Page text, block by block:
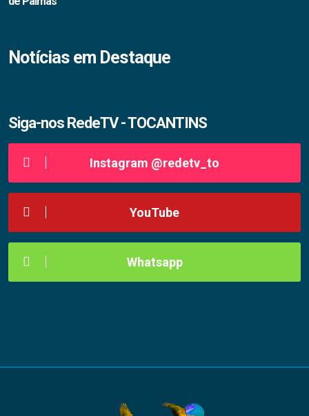
Notícias em Destaque
Siga-nos RedeTV - TOCANTINS
Instagram @redetv_to
YouTube
Whatsapp